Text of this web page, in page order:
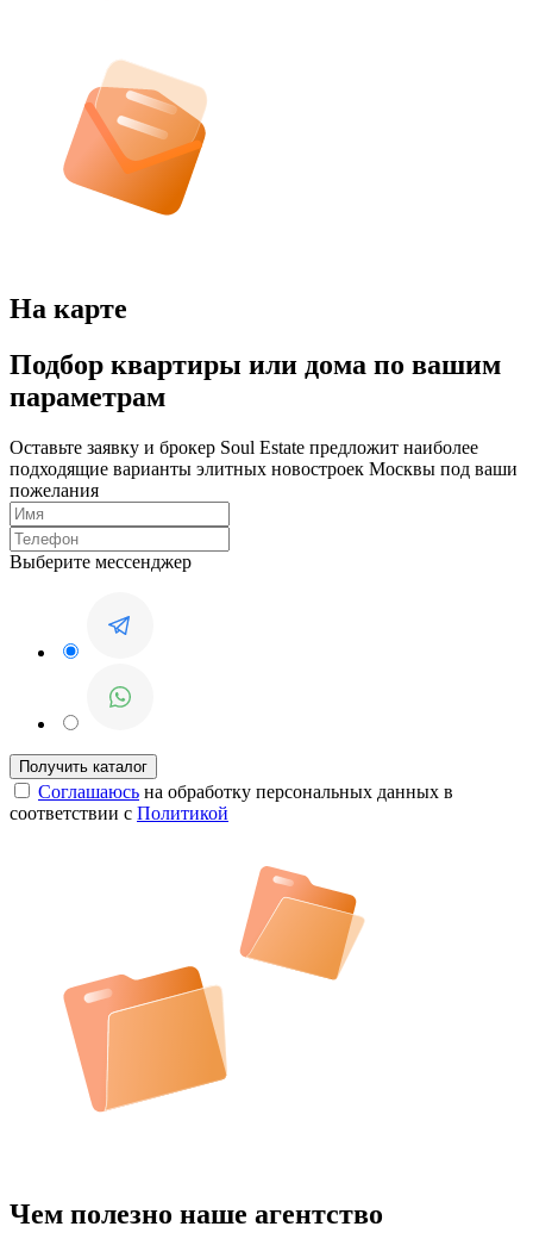
На карте
Подбор квартиры или дома по вашим
параметрам
Оставьте заявку и брокер Soul Estate предложит наиболее
подходящие варианты элитных новостроек Москвы под ваши
пожелания
Выберите мессенджер
Соглашаюсь на обработку персональных данных в
соответствии с Политикой
Чем полезно наше агентство